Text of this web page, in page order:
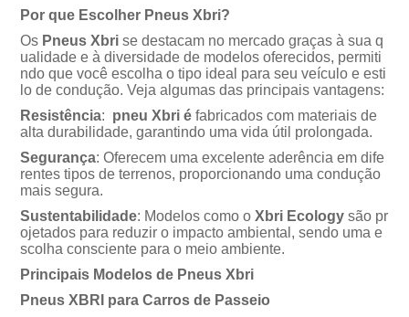
Por que Escolher Pneus Xbri?
Os Pneus Xbri se destacam no mercado graças à sua q
ualidade e à diversidade de modelos oferecidos, permiti
ndo que você escolha o tipo ideal para seu veículo e esti
lo de condução. Veja algumas das principais vantagens:
Resistência: pneu Xbri éfabricados com materiais de
alta durabilidade, garantindo uma vida útil prolongada.
Segurança: Oferecem uma excelente aderência em dife
rentes tipos de terrenos, proporcionando uma condução
mais segura.
Sustentabilidade: Modelos como oXbri Ecology são pr
ojetados para reduzir o impacto ambiental, sendo uma e
scolha consciente para o meio ambiente.
Principais Modelos de Pneus Xbri
Pneus XBRI para Carros de Passeio